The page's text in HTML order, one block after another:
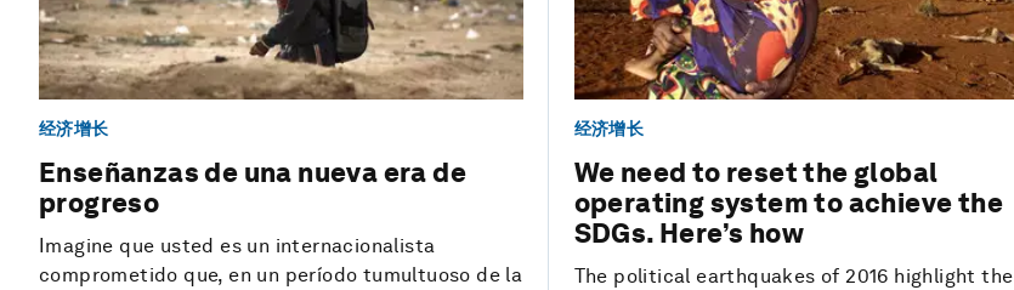
经济增长
Enseñanzas de una nueva era de
progreso
Imagine que usted es un internacionalista
comprometido que, en un período tumultuoso de la
经济增长
We need to reset the global
operating system to achieve the
SDGs. Here’s how
The political earthquakes of 2016 highlight the